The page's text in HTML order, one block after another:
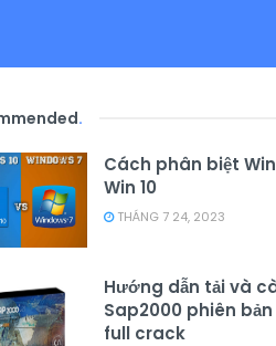
.
Cách phân biệt
Win 10
THÁNG 7 24, 2023
Hướng dẫn tải và
Sap2000 phiên bản
full crack